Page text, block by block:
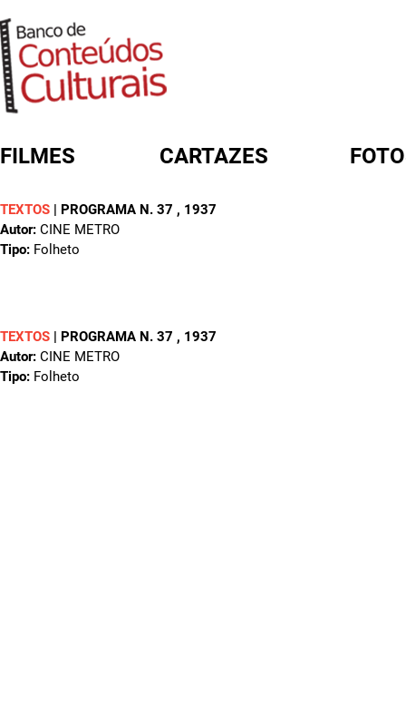
FILMES CARTAZES
TEXTOS | PROGRAMA N. 37 , 1937
Autor: CINE METRO
Tipo: Folheto
TEXTOS | PROGRAMA N. 37 , 1937
Autor: CINE METRO
Tipo: Folheto
FORMULÁRIO DE BUSCA